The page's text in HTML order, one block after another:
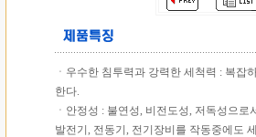
ㆍ우수한 침투력과 강력한 세척력 : 복
한다.
ㆍ안정성 : 불연성, 비전도성, 저독성으
발전기, 전동기, 전기장비를 작동중에도